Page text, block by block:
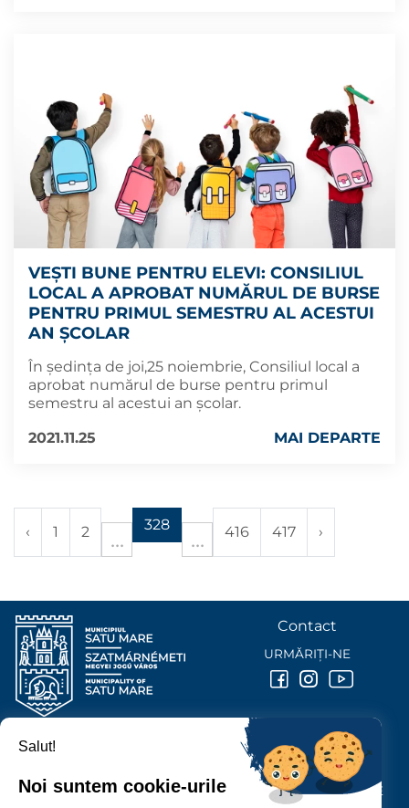
VEȘTI BUNE PENTRU ELEVI: CONSILIUL
LOCAL A APROBAT NUMĂRUL DE BURSE
PENTRU PRIMUL SEMESTRU AL ACESTUI
AN ȘCOLAR
În ședința de joi,25 noiembrie, Consiliul local a
aprobat numărul de burse pentru primul
semestru al acestui an școlar.
2021.11.25
MAI DEPARTE
‹ 1 2 328 416 417 ›
PRIMĂRIA MUNICIPIULUI
P-ȚA 25 OCTOMBRIE, NR. 1 CORP M, 440026 SATU MARE
Contact
URMĂRIȚI-NE
Salut!
Noi suntem cookie-urile